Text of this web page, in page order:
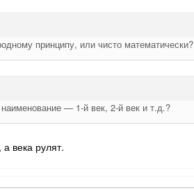
принципу, или чисто математически?
— 1-й век, 2-й век и т.д.?
века рулят.